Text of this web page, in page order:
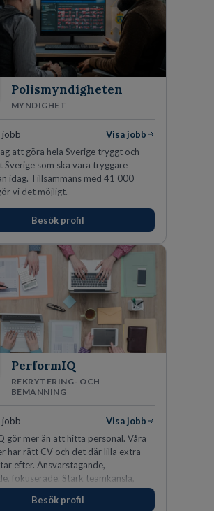
Polismyndigheten
MYNDIGHET
jobb
Visa jobb
att göra hela Sverige tryggt och
Sverige som ska vara tryggare
idag. Tillsammans med 41 000
vi det möjligt.
Besök profil
PerformIQ
REKRYTERING- OCH
BEMANNING
jobb
Visa jobb
gör mer än att hitta personal. Våra
har rätt CV och det där lilla extra
efter. Ansvarstagande,
fokuserade. Stark teamkänsla,
och hälsomedvetna. Vi kallar det
egenskaper.
Besök profil